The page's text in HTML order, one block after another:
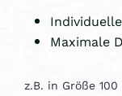
Maximale
z.B. in Größe